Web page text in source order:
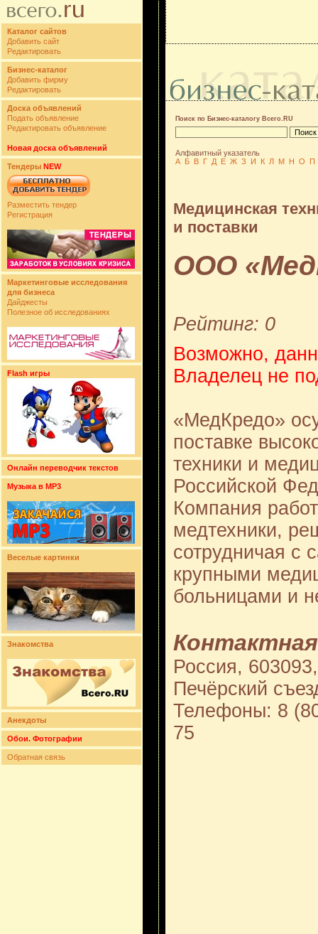
Каталог сайтов
Добавить сайт
Редактировать
Бизнес-каталог
Добавить фирму
Редактировать
Доска объявлений
Подать объявление
Редактировать объявление
Новая доска объявлений
Тендеры NEW
Разместить тендер
Регистрация
Маркетинговые исследования
для бизнеса
Дайджесты
Полезное об исследованиях
Flash игры
Онлайн переводчик текстов
Музыка в MP3
Веселые картинки
Знакомства
Анекдоты
Обои. Фотографии
Обратная связь
Поиск по Бизнес-каталогу Всего.RU
Алфавитный указатель
А Б В Г Д Е Ж З И К Л М Н О П
Медицинская
и поставки
ООО
Рейтинг: 0
Возможно,
Владелец не
«МедКредо»
поставке
техники и
Российской
Компания
медтехники,
сотрудничая с
крупными
больницами и
Россия,
Печёрский
Телефоны: 8
75